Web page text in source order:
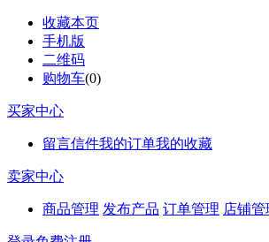
收藏本页
手机版
二维码
购物车(0)
买家中心
留言信件我的订单我的收藏
卖家中心
商品管理 发布产品 订单管理 店铺管